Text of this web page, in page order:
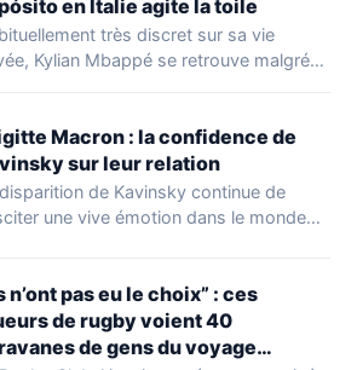
en Italie agite la toile
très discret sur sa vie
Kylian Mbappé se retrouve malgré
Macron : la confidence de
sur leur relation
de Kavinsky continue de
une vive émotion dans le monde
n’ont pas eu le choix” : ces
de rugby voient 40
de gens du voyage